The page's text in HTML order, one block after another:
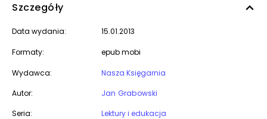
Szczegóły
Data wydania: 15.01.2013
Formaty: epub mobi
Wydawca:
Nasza Księgarnia
Autor:
Jan Grabowski
Seria:
Lektury i edukacja